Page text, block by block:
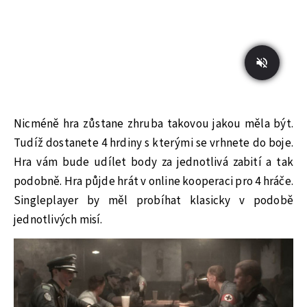
Nicméně hra zůstane zhruba takovou jakou měla být.
Tudíž dostanete 4 hrdiny s kterými se vrhnete do boje.
Hra vám bude udílet body za jednotlivá zabití a tak
podobně. Hra půjde hrát v online kooperaci pro 4 hráče.
Singleplayer by měl probíhat klasicky v podobě
jednotlivých misí.